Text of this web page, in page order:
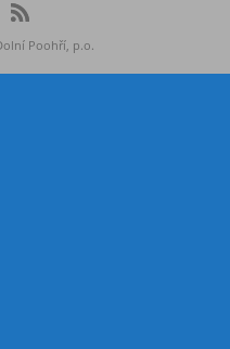
Poohří, p.o.